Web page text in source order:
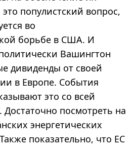
популистский вопрос,
во
борьбе в США. И
Вашингтон
дивиденды от своей
в Европе. События
это со всей
Достаточно посмотреть на
энергетических
показательно, что ЕС